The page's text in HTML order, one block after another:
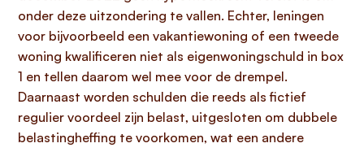
onder deze uitzondering te vallen. Echter, leningen
voor bijvoorbeeld een vakantiewoning of een tweede
woning kwalificeren niet als eigenwoningschuld in box
1 en tellen daarom wel mee voor de drempel.
Daarnaast worden schulden die reeds als fictief
regulier voordeel zijn belast, uitgesloten om dubbele
belastingheffing te voorkomen, wat een andere